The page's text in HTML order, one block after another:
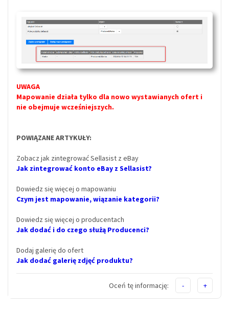
UWAGA
Mapowanie działa tylko dla nowo wystawianych ofert i
nie obejmuje wcześniejszych.
POWIĄZANE ARTYKUŁY:
Zobacz jak zintegrować Sellasist z eBay
Jak zintegrować konto eBay z Sellasist?
Dowiedz się więcej o mapowaniu
Czym jest mapowanie, wiązanie kategorii?
Dowiedz się więcej o producentach
Jak dodać i do czego służą Producenci?
Dodaj galerię do ofert
Jak dodać galerię zdjęć produktu?
Oceń tę informację: - +